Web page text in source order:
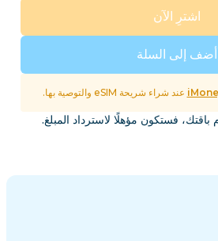
أضف إلى السلة
اشترِ الآن
عند شراء شريحة eSIM والتوصية بها.
فستكون مؤهلًا لاسترداد المبلغ.